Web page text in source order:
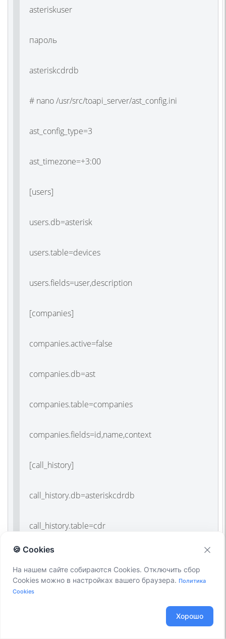
asteriskuser
пароль
asteriskcdrdb
# nano /usr/src/toapi_server/ast_config.ini
ast_config_type=3
ast_timezone=+3:00
[users]
users.db=asterisk
users.table=devices
users.fields=user,description
[companies]
companies.active=false
companies.db=ast
companies.table=companies
companies.fields=id,name,context
[call_history]
call_history.db=asteriskcdrdb
call_history.table=cdr
call_history.user_field=accountcode
call_history.time_field=calldate
🍪 Cookies
На нашем сайте собираются Cookies. Отключить сбор
Cookies можно в настройках вашего браузера. Политика
Cookies
Хорошо